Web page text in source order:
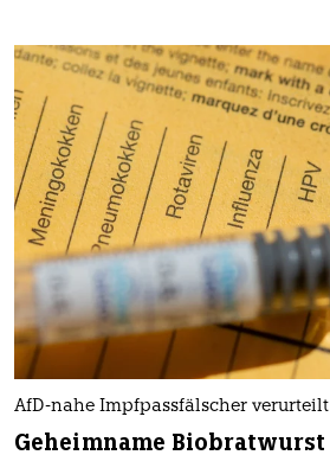
AfD-nahe Impfpassfälscher verurteilt
Geheimname Biobratwurst